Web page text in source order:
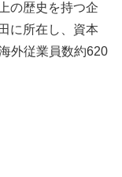
の歴史を持つ企
に所在し、資本
外従業員数約620